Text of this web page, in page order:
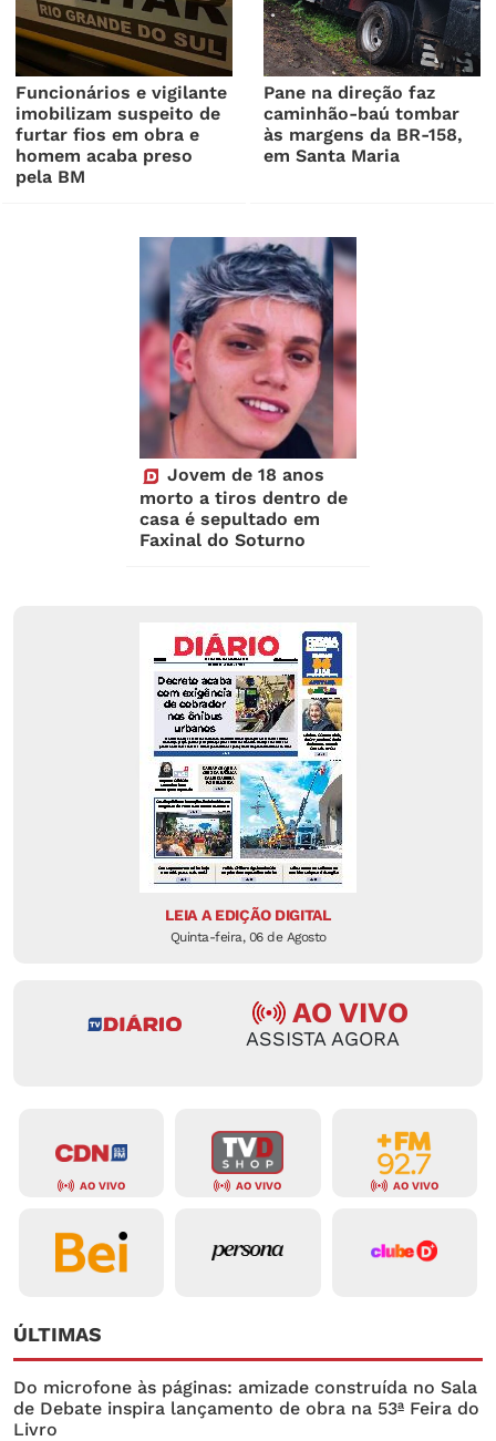
Funcionários e vigilante
imobilizam suspeito de
furtar fios em obra e
homem acaba preso
pela BM
Pane na direção faz
caminhão-baú tombar
às margens da BR-158,
em Santa Maria
Jovem de 18 anos
morto a tiros dentro de
casa é sepultado em
Faxinal do Soturno
LEIA A EDIÇÃO DIGITAL
Quinta-feira, 06 de Agosto
AO VIVO
ASSISTA AGORA
AO VIVO AO VIVO AO VIVO
ÚLTIMAS
Do microfone às páginas: amizade construída no Sala
de Debate inspira lançamento de obra na 53ª Feira do
Livro